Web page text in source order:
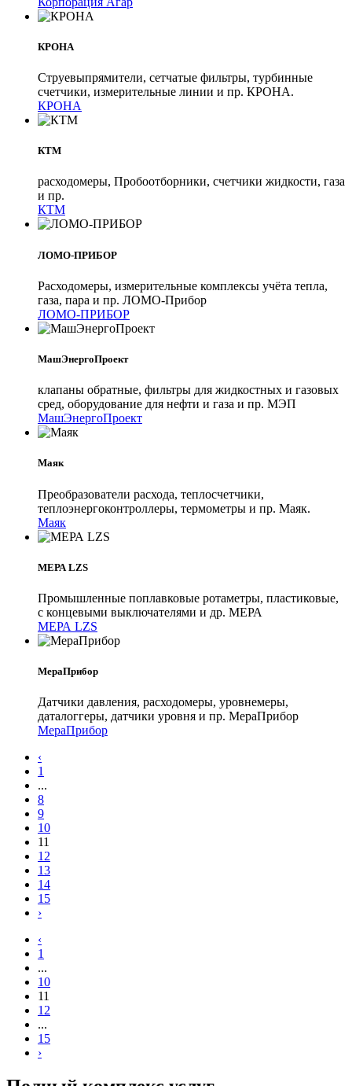
КРОНА
Струевыпрямители, сетчатые фильтры, турбинные
счетчики, измерительные линии и пр. КРОНА.
КРОНА
КТМ
расходомеры, Пробоотборники, счетчики жидкости, газа
и пр.
КТМ
ЛОМО-ПРИБОР
Расходомеры, измерительные комплексы учёта тепла,
газа, пара и пр. ЛОМО-Прибор
ЛОМО-ПРИБОР
МашЭнергоПроект
клапаны обратные, фильтры для жидкостных и газовых
сред, оборудование для нефти и газа и пр. МЭП
МашЭнергоПроект
Маяк
Преобразователи расхода, теплосчетчики,
теплоэнергоконтроллеры, термометры и пр. Маяк.
Маяк
МЕРА LZS
Промышленные поплавковые ротаметры, пластиковые,
с концевыми выключателями и др. МЕРА
МЕРА LZS
МераПрибор
Датчики давления, расходомеры, уровнемеры,
даталоггеры, датчики уровня и пр. МераПрибор
МераПрибор
‹
1
...
8
9
10
11
12
13
14
15
›
‹
1
...
10
11
12
...
15
›